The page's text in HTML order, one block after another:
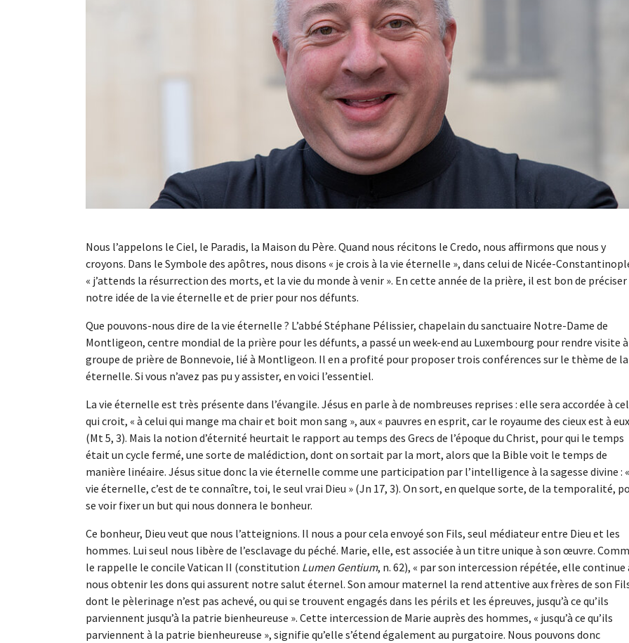
Nous l’appelons le Ciel, le Paradis, la Maison du Père. Quand nous récitons le Credo, nous affirmons que nous y
croyons. Dans le Symbole des apôtres, nous disons « je crois à la vie éternelle », dans celui de Nicée-
« j’attends la résurrection des morts, et la vie du monde à venir ». En cette année de la prière, il est bon de préciser
notre idée de la vie éternelle et de prier pour nos défunts.
Que pouvons-nous dire de la vie éternelle ? L’abbé Stéphane Pélissier, chapelain du sanctuaire Notre-Dame de
Montligeon, centre mondial de la prière pour les défunts, a passé un week-end au Luxembourg pour rendre visite
groupe de prière de Bonnevoie, lié à Montligeon. Il en a profité pour proposer trois conférences sur le thème de la
éternelle. Si vous n’avez pas pu y assister, en voici l’essentiel.
La vie éternelle est très présente dans l’évangile. Jésus en parle à de nombreuses reprises : elle sera accordée à
qui croit, « à celui qui mange ma chair et boit mon sang », aux « pauvres en esprit, car le royaume des cieux est à
(Mt 5, 3). Mais la notion d’éternité heurtait le rapport au temps des Grecs de l’époque du Christ, pour qui le temps
était un cycle fermé, une sorte de malédiction, dont on sortait par la mort, alors que la Bible voit le temps de
manière linéaire. Jésus situe donc la vie éternelle comme une participation par l’intelligence à la sagesse divine :
vie éternelle, c’est de te connaître, toi, le seul vrai Dieu » (Jn 17, 3). On sort, en quelque sorte, de la temporalité,
se voir fixer un but qui nous donnera le bonheur.
Ce bonheur, Dieu veut que nous l’atteignions. Il nous a pour cela envoyé son Fils, seul médiateur entre Dieu et les
hommes. Lui seul nous libère de l’esclavage du péché. Marie, elle, est associée à un titre unique à son œuvre.
le rappelle le concile Vatican II (constitution Lumen Gentium, n. 62), « par son intercession répétée, elle continue
nous obtenir les dons qui assurent notre salut éternel. Son amour maternel la rend attentive aux frères de son
dont le pèlerinage n’est pas achevé, ou qui se trouvent engagés dans les périls et les épreuves, jusqu’à ce qu’ils
parviennent jusqu’à la patrie bienheureuse ». Cette intercession de Marie auprès des hommes, « jusqu’à ce qu’ils
parviennent à la patrie bienheureuse », signifie qu’elle s’étend également au purgatoire. Nous pouvons donc